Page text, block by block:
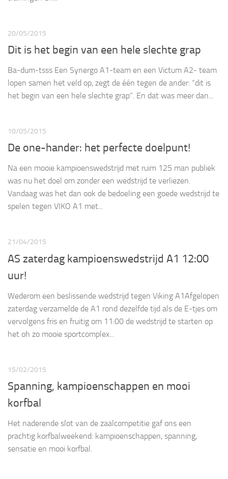
20/05/2015
Dit is het begin van een hele slechte grap
Ba-dum-tsss Een Synergo A1-team en een Victum A2- team
lopen samen het veld op, zegt de één tegen de ander: “dit is
het begin van een hele slechte grap”. En dat was meer dan...
10/05/2015
De one-hander: het perfecte doelpunt!
Na een mooie kampioenswedstrijd met ruim 125 man publiek
was nu het doel om zonder een wedstrijd te verliezen.
Vandaag was het dan ook de bedoeling een goede wedstrijd te
spelen tegen VIKO A1 met...
21/04/2015
AS zaterdag kampioenswedstrijd A1 12:00
uur!
Wederom een beslissende wedstrijd tegen Viking A1Afgelopen
zaterdag verzamelde de A1 rond dezelfde tijd als de E-tjes om
vervolgens fris en fruitig om 11:00 de wedstrijd te starten op
het oh zo mooie sportcomplex...
15/02/2015
Spanning, kampioenschappen en mooi
korfbal
Het naderende slot van de zaalcompetitie gaf ons een
prachtig korfbalweekend: kampioenschappen, spanning,
sensatie en mooi korfbal.